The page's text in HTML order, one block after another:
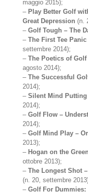
maggio 2015);
– Play Better Golf
Great Depression (n.
–Golf Tough – The
–The First Tee
settembre 2014);
–The Poetics of
agosto 2014);
–The Successful
2014);
–Silent Mind
2014);
–Golf Flow –
2014);
–Golf Mind Play –
2013);
– Hogan on the
ottobre 2013);
–The Longest Shot
(n. 20, settembre
–Golf For Dummies: